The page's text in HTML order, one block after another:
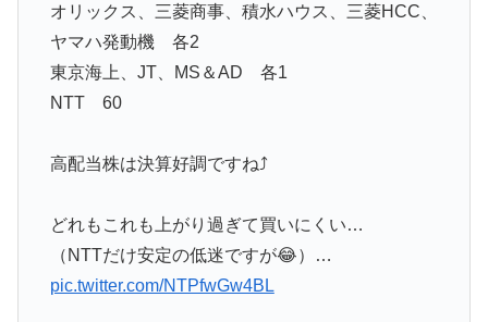
オリックス、三菱商事、積水ハウス、三菱HCC、
ヤマハ発動機 各2
東京海上、JT、MS＆AD 各1
NTT 60
高配当株は決算好調ですね⤴️
どれもこれも上がり過ぎて買いにくい…
（NTTだけ安定の低迷ですが😂）…
pic.twitter.com/NTPfwGw4BL